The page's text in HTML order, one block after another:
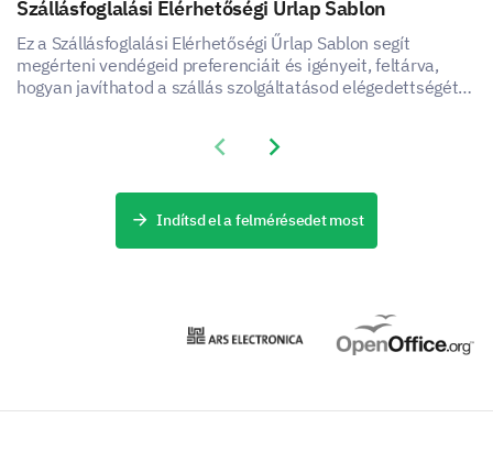
Do you have any other comments or
suggestions for us?
Szállásfoglalási Elérhetőségi Űrlap Sablon
Ez a Szállásfoglalási Elérhetőségi Űrlap Sablon segít
megérteni vendégeid preferenciáit és igényeit, feltárva,
hogyan javíthatod a szállás szolgáltatásod elégedettségét
Previous slide
Next slide
Indítsd el a felmérésedet most